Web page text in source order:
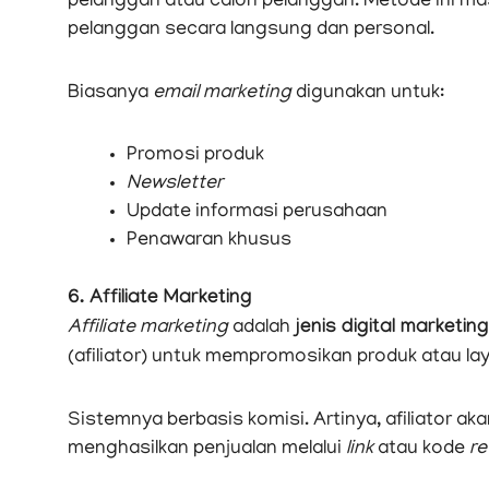
pelanggan secara langsung dan personal.
Biasanya email marketingdigunakan untuk:
Promosi produk
Newsletter
Update informasi perusahaan
Penawaran khusus
6. Affiliate Marketing
Affiliate marketingadalahjenis digital marketing
(afiliator) untuk mempromosikan produk atau
Sistemnya berbasis komisi. Artinya, afiliator
menghasilkan penjualan melalui linkatau kode